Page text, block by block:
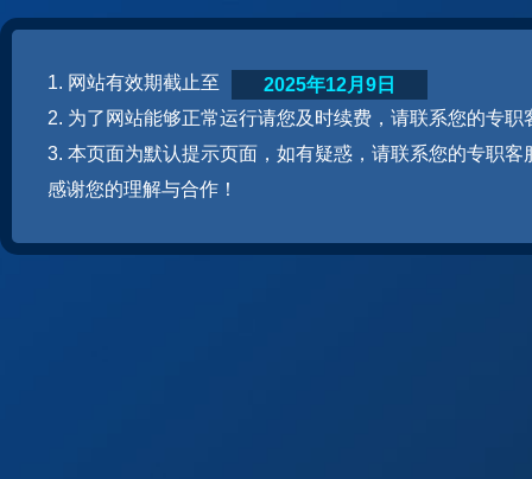
1. 网站有效期截止至
2. 为了网站能够正常运行请您及时续费，请联系您的专职
3. 本页面为默认提示页面，如有疑惑，请联系您的专职客
感谢您的理解与合作！
2025年12月9日